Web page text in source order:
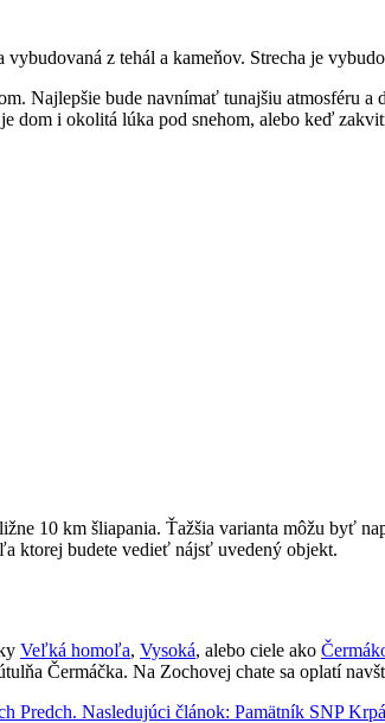
z tehál a kameňov. Strecha je
Najlepšie bude navnímať tunajšiu atmosféru
dom i okolitá lúka pod snehom, alebo keď
10 km šliapania. Ťažšia varianta môžu byť
ktorej budete vedieť nájsť uvedený objekt.
Veľká homoľa, Vysoká, alebo ciele ako
Čermáčka. Na Zochovej chate sa oplatí
Predch. Nasledujúci článok: Pamätník SNP